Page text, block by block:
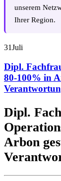
unserem
Ihrer Region.
31Juli
Dipl.
80-100% in
Dipl.
Arbon